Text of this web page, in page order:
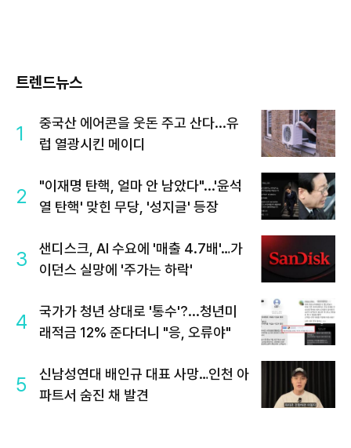
트렌드뉴스
1
중국산 에어콘을 웃돈 주고 산다...유
럽 열광시킨 메이디
2
"이재명 탄핵, 얼마 안 남았다"...'윤석
열 탄핵' 맞힌 무당, '성지글' 등장
3
샌디스크, AI 수요에 '매출 4.7배'…가
이던스 실망에 '주가는 하락'
4
국가가 청년 상대로 '통수'?...청년미
래적금 12% 준다더니 "응, 오류야"
5
신남성연대 배인규 대표 사망…인천 아
파트서 숨진 채 발견